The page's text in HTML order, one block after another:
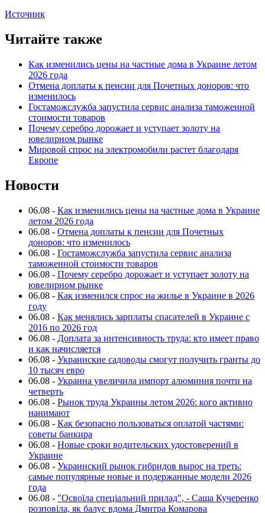
Источник
Читайте также
Как изменились цены на частные дома в Украине летом
2026 года
Отмена доплаты к пенсии для Почетных доноров: что
изменилось
Гостаможслужба запустила сервис анализа таможенной
стоимости товаров
Почему серебро дорожает и уступает золоту на
ювелирном рынке
Мировой спрос на электромобили растет благодаря
Европе
Новости
06.08 - Как изменились цены на частные дома в Украине
летом 2026 года
06.08 - Отмена доплаты к пенсии для Почетных
доноров: что изменилось
06.08 - Гостаможслужба запустила сервис анализа
таможенной стоимости товаров
06.08 - Почему серебро дорожает и уступает золоту на
ювелирном рынке
06.08 - Как изменился спрос на жилье в Украине в 2026
году
06.08 - Как менялись зарплаты спасателей в Украине с
2016 по 2026 год
06.08 - Доплата за интенсивность труда: кто имеет право
и как начисляется
06.08 - Украинские садоводы смогут получить гранты до
10 тысяч евро
06.08 - Украина увеличила импорт алюминия почти на
четверть
06.08 - Рынок труда Украины летом 2026: кого активно
нанимают
06.08 - Как безопасно пользоваться оплатой частями:
советы банкира
06.08 - Новые сроки водительских удостоверений в
Украине
06.08 - Украинский рынок гибридов вырос на треть:
самые популярные новые и подержанные модели 2026
года
06.08 - "Освоїла спеціальний прилад", - Саша Кучеренко
розповіла, як балує вдома Дмитра Комарова